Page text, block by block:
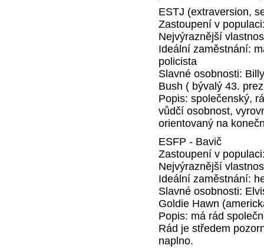
ESTJ (extraversion,
Zastoupení v
Nejvýraznější
Ideální zaměstnání:
policista
Slavné osobnosti:
Bush ( bývalý 43.
Popis: společenský,
vůdčí osobnost,
orientovaný na
ESFP - Bavič
Zastoupení v
Nejvýraznější
Ideální zaměstnání:
Slavné osobnosti:
Goldie Hawn
Popis: má rád
Rád je středem
naplno.